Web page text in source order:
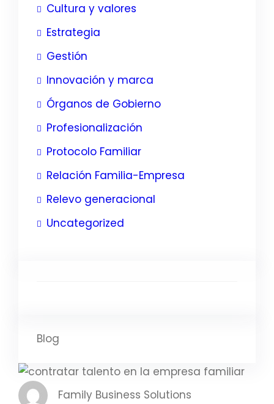
Cultura y valores
Estrategia
Gestión
Innovación y marca
Órganos de Gobierno
Profesionalización
Protocolo Familiar
Relación Familia-Empresa
Relevo generacional
Uncategorized
Blog
Family Business Solutions